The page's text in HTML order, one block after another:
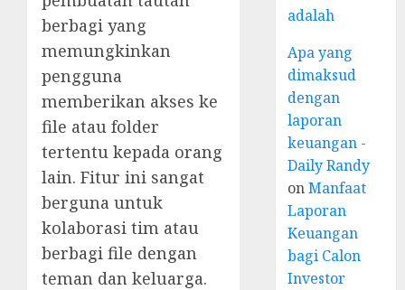
berbagi yang
memungkinkan
pengguna
memberikan akses ke
file atau folder
tertentu kepada orang
lain. Fitur ini sangat
berguna untuk
kolaborasi tim atau
berbagi file dengan
teman dan keluarga.
adalah
Apa yang
dimaksud
dengan
laporan
keuangan -
Daily Randy
onManfaat
Laporan
Keuangan
bagi Calon
Investor